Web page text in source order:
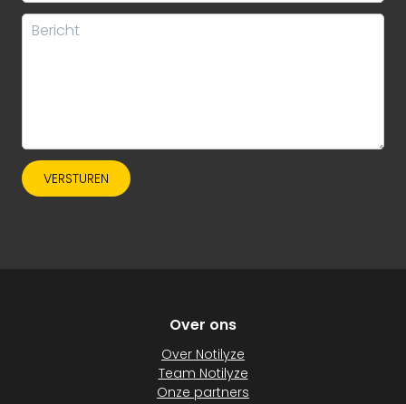
VERSTUREN
Over ons
Over Notilyze
Team Notilyze
Onze partners